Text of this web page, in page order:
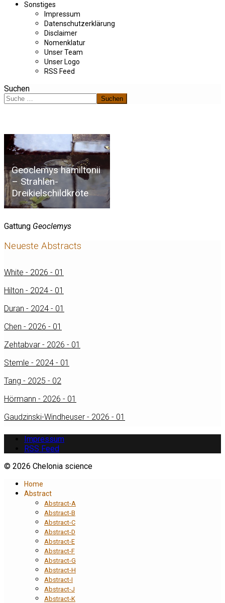
Sonstiges
Impressum
Datenschutzerklärung
Disclaimer
Nomenklatur
Unser Team
Unser Logo
RSS Feed
Suchen
Suchen
Geoclemys hamiltonii
– Strahlen-
Dreikielschildkröte
Gattung Geoclemys
Neueste Abstracts
White - 2026 - 01
Hilton - 2024 - 01
Duran - 2024 - 01
Chen - 2026 - 01
Zehtabvar - 2026 - 01
Stemle - 2024 - 01
Tang - 2025 - 02
Hörmann - 2026 - 01
Gaudzinski-Windheuser - 2026 - 01
Impressum
RSS Feed
© 2026 Chelonia science
Home
Abstract
Abstract-A
Abstract-B
Abstract-C
Abstract-D
Abstract-E
Abstract-F
Abstract-G
Abstract-H
Abstract-I
Abstract-J
Abstract-K